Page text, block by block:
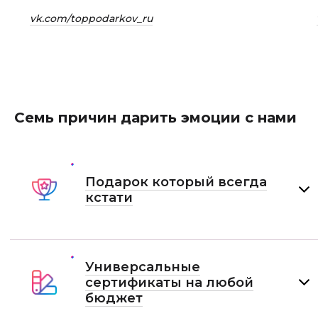
vk.com/toppodarkov_ru
Семь причин дарить эмоции с нами
Подарок который всегда
кстати
Универсальные
сертификаты на любой
бюджет